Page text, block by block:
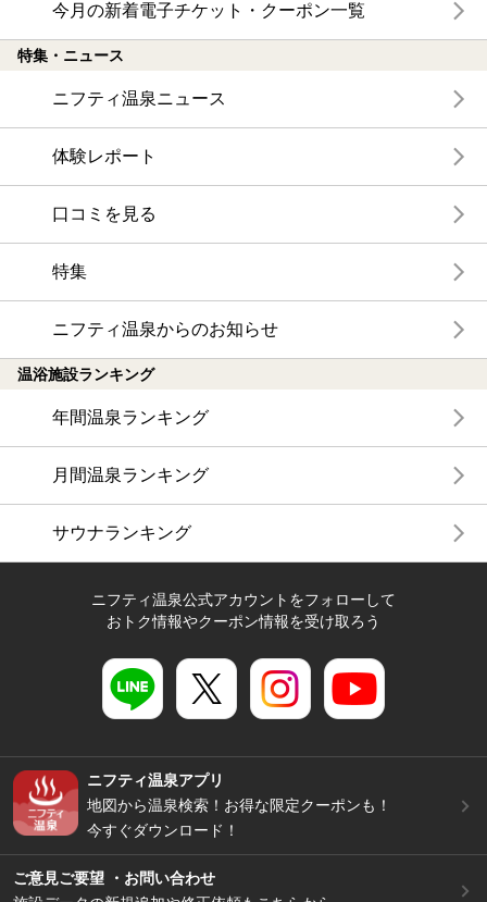
今月の新着電子チケット・クーポン一覧
特集・ニュース
ニフティ温泉ニュース
体験レポート
口コミを見る
特集
ニフティ温泉からのお知らせ
温浴施設ランキング
年間温泉ランキング
月間温泉ランキング
サウナランキング
ニフティ温泉公式アカウントをフォローして
おトク情報やクーポン情報を受け取ろう
ニフティ温泉アプリ
地図から温泉検索！お得な限定クーポンも！
今すぐダウンロード！
ご意見ご要望 ・お問い合わせ